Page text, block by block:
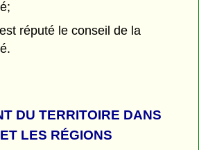
réputé le conseil de la
DU TERRITOIRE DANS
LES RÉGIONS